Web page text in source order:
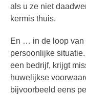
als u ze niet
kermis thuis.
En … in de loop van
persoonlijke
een bedrijf, krijgt
huwelijkse
bijvoorbeeld eens